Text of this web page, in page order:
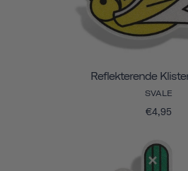
Reflekterende
SVALE
€4,95